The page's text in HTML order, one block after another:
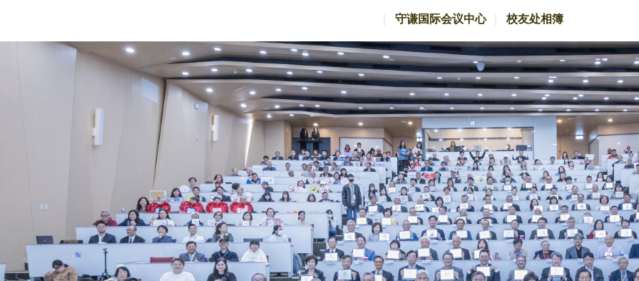
守谦国际会议中心 校友处相簿